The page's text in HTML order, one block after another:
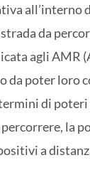
all’interno
da
agli AMR
da poter loro
di
la
a